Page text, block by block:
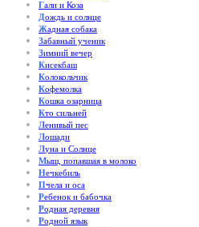
Гали и Коза
Дождь и солнце
Жадная собака
Забавный ученик
Зимний вечер
Кисекбаш
Колокольчик
Кофемолка
Кошка озарница
Кто сильней
Ленивый пес
Лошади
Луна и Солнце
Мыш, попавшая в молоко
Нечкебиль
Пчела и оса
Ребенок и бабочка
Родная деревня
Родной язык